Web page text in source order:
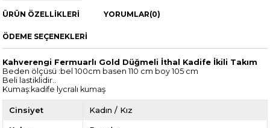
ÜRÜN ÖZELLIKLERI YORUMLAR(0)
ÖDEME SEÇENEKLERI
Kahverengi Fermuarlı Gold Düğmeli İthal Kadife İkili Takım
Beden ölçüsü :bel 100cm basen 110 cm boy 105 cm
Beli lastiklidir..
Kumaş:kadife lycralı kumaş
Cinsiyet Kadın / Kız